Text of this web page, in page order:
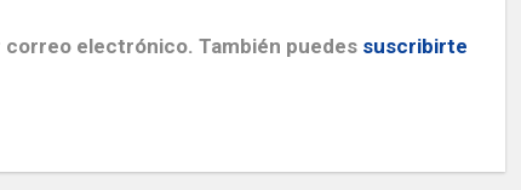
electrónico. También puedes suscribirte